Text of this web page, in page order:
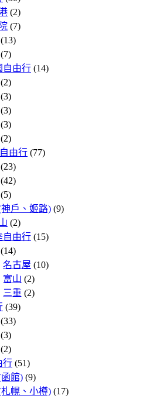
(2)
(7)
(13)
(7)
自由行 (14)
(2)
(3)
(3)
(3)
(2)
由行 (77)
(23)
(42)
(5)
戶、姬路) (9)
(2)
自由行 (15)
(14)
名古屋 (10)
富山 (2)
三重 (2)
(39)
(33)
(3)
(2)
行 (51)
館) (9)
幌、小樽) (17)